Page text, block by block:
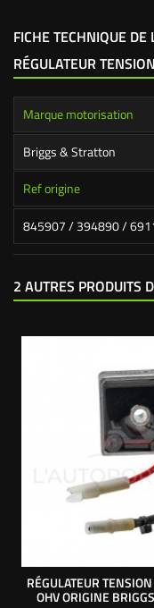
FICHE TECHNIQUE DE
RÉGULATEUR
Marque motorisation
Briggs & Stratton
Ref origine
845907 / 394890 /
2 AUTRES PRODUITS
RÉGULATEUR
OHV ORIGINE